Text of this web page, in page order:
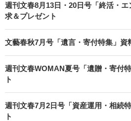
週刊文春8月13日・20日号「終活・
求＆プレゼント
文藝春秋7月号「遺言・寄付特集」資
週刊文春WOMAN夏号「遺贈・寄付
ト
週刊文春7月2日号「資産運用・相続
ト